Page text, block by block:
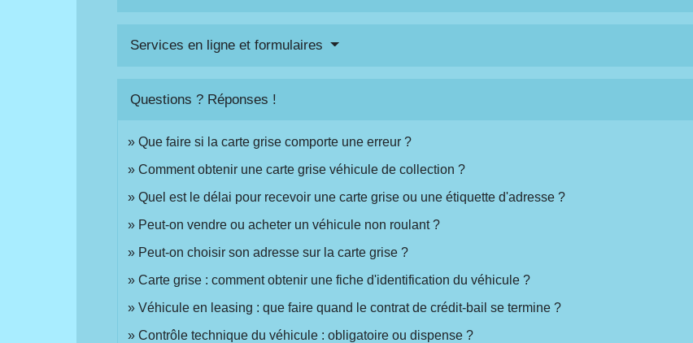
Services en ligne et formulaires
Questions ? Réponses !
Que faire si la carte grise comporte une erreur ?
Comment obtenir une carte grise véhicule de collection ?
Quel est le délai pour recevoir une carte grise ou une étiquette d'adresse ?
Peut-on vendre ou acheter un véhicule non roulant ?
Peut-on choisir son adresse sur la carte grise ?
Carte grise : comment obtenir une fiche d'identification du véhicule ?
Véhicule en leasing : que faire quand le contrat de crédit-bail se termine ?
Contrôle technique du véhicule : obligatoire ou dispense ?